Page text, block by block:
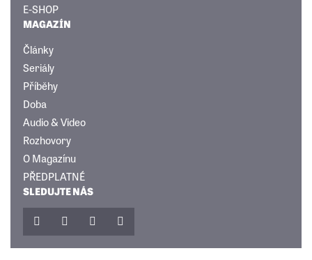
E-SHOP
MAGAZÍN
Články
Seriály
Příběhy
Doba
Audio & Video
Rozhovory
O Magazínu
PŘEDPLATNÉ
SLEDUJTE NÁS